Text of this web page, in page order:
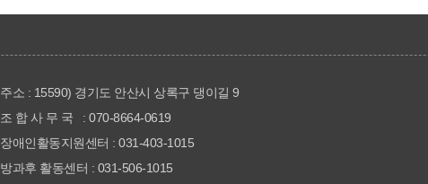
주소 : 15590) 경기도 안산시 상록구 댕이길 9
조 합 사 무 국 : 070-8664-0619
장애인활동지원센터 : 031-403-1015
방과후 활동센터 : 031-506-1015